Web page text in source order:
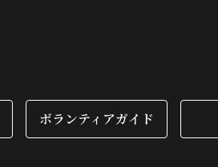
ボランティアガイド